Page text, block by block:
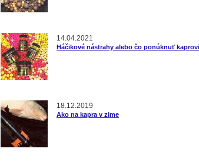
14.04.2021
Háčikové nástrahy alebo čo ponúknuť kaprovi
18.12.2019
Ako na kapra v zime